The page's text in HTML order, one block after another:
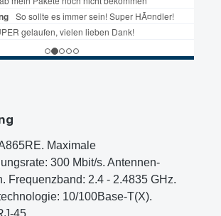
Maximale
300 Mbit/s. Antennen-
Frequenzband: 2.4 - 2.4835 GHz.
10/100Base-T(X).